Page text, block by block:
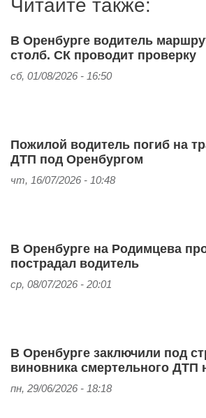
Читайте также:
В Оренбурге водитель
столб. СК проводит проверку
сб, 01/08/2026 - 16:50
Пожилой водитель погиб на
ДТП под Оренбургом
чт, 16/07/2026 - 10:48
В Оренбурге на Родимцева
пострадал водитель
ср, 08/07/2026 - 20:01
В Оренбурге заключили под
виновника смертельного
пн, 29/06/2026 - 18:18